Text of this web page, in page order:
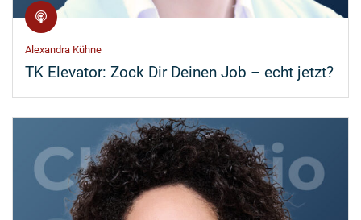
Alexandra Kühne
TK Elevator: Zock Dir Deinen Job – echt jetzt?